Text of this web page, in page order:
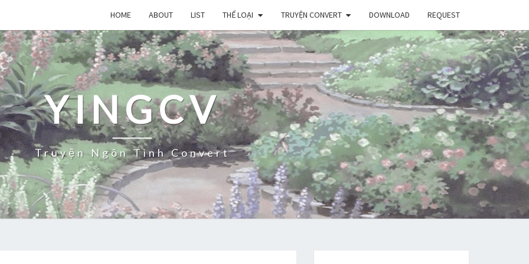
HOME ABOUT LIST THỂ LOẠI TRUYỆN CONVERT DOWNLOAD REQUEST
YINGCV
Truyện Ngôn Tình Convert